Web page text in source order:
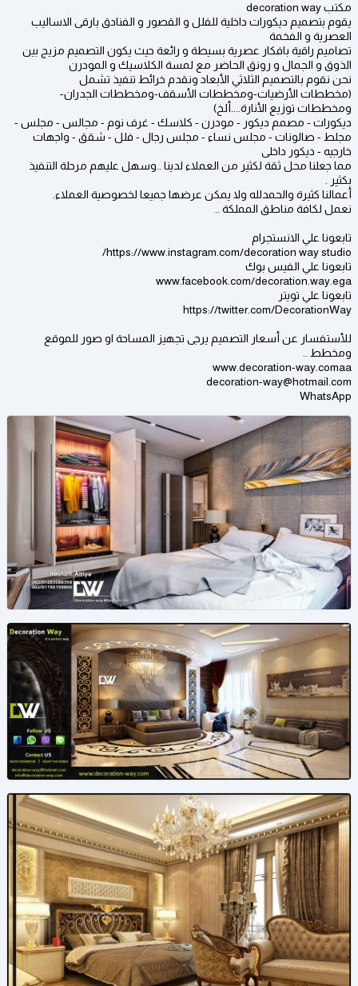
مكتب decoration way
يقوم بتصميم ديكورات داخلية للفلل و القصور و الفنادق بارقى الاساليب
العصرية و الفخمة
تصاميم راقية بافكار عصرية بسيطة و رائعة حيث يكون التصميم مزيج بين
الذوق و الجمال و رونق الحاضر مع لمسة الكلاسيك و المودرن
نحن نقوم بالتصميم الثلاثي الأبعاد ونقدم خرائط تنفيذ تشمل
(مخططات الأرضيات-ومخططات الأسقف-ومخططات الجدران-
ومخططات توزيع الأنارة....ألخ)
ديكورات - مصمم ديكور - مودرن - كلاسك - غرف نوم - مجالس - مجلس -
مجلط - صالونات - مجلس نساء - مجلس رجال - فلل - شقق - واجهات
خارجيه - ديكور داخلى
مما جعلنا محل ثقة لكثير من العملاء لدينا ..وسهل عليهم مرحلة التنفيذ
بكثير .
أعمالنا كثيرة والحمدلله ولا يمكن عرضها جميعا لخصوصية العملاء.
نعمل لكافة مناطق المملكة ..
تابعونا علي الانستجرام
https://www.instagram.com/decoration way studio/
تابعونا علي الفيس بوك
www.facebook.com/decoration.way.ega
تابعونا علي تويتر
https://twitter.com/DecorationWay
للأستفسار عن أسعار التصميم يرجى تجهيز المساحة او صور للموقع
ومخطط ..
www.decoration-way.comaa
decoration-way@hotmail.com
WhatsApp